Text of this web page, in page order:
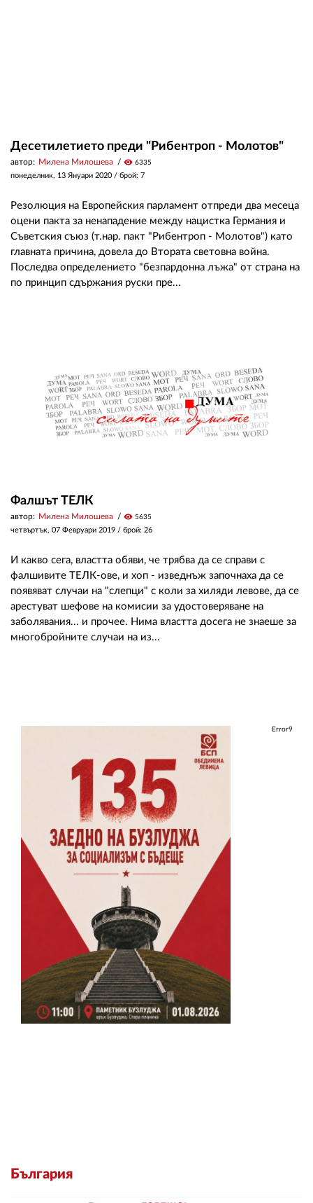
Десетилетието преди "Рибентроп - Молотов"
автор: Милена Милошева visibility 6335
понеделник, 13 Януари 2020 / брой: 7
Резолюция на Европейския парламент отпреди два месеца
оцени пакта за ненападение между нацистка Германия и
Съветския съюз (т.нар. пакт "Рибентроп - Молотов") като
главната причина, довела до Втората световна война.
Последва определението "безпардонна лъжа" от страна на
по принцип сдържания руски пре...
Фалшът ТЕЛК
автор: Милена Милошева visibility 5635
четвъртък, 07 Февруари 2019 / брой: 26
И какво сега, властта обяви, че трябва да се справи с
фалшивите ТЕЛК-ове, и хоп - изведнъж започнаха да се
появяват случаи на "слепци" с коли за хиляди левове, да се
арестуват шефове на комисии за удостоверяване на
заболявания... и прочее. Нима властта досега не знаеше за
многобройните случаи на из...
Error9
България